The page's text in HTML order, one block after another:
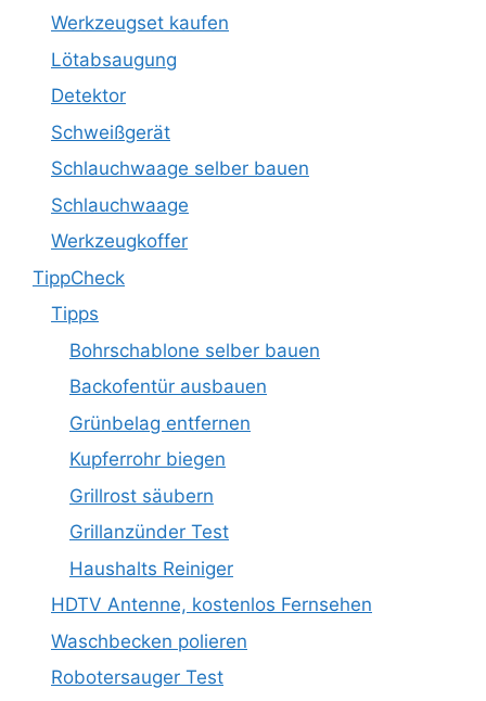
Werkzeugset kaufen
Lötabsaugung
Detektor
Schweißgerät
Schlauchwaage selber bauen
Schlauchwaage
Werkzeugkoffer
TippCheck
Tipps
Bohrschablone selber bauen
Backofentür ausbauen
Grünbelag entfernen
Kupferrohr biegen
Grillrost säubern
Grillanzünder Test
Haushalts Reiniger
HDTV Antenne, kostenlos Fernsehen
Waschbecken polieren
Robotersauger Test